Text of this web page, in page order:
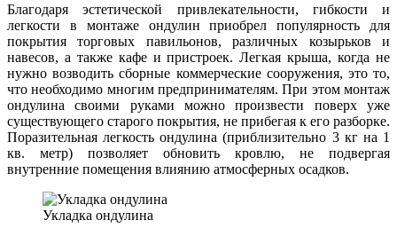
Благодаря эстетической привлекательности, гибкости и
легкости в монтаже ондулин приобрел популярность для
покрытия торговых павильонов, различных козырьков и
навесов, а также кафе и пристроек. Легкая крыша, когда не
нужно возводить сборные коммерческие сооружения, это то,
что необходимо многим предпринимателям. При этом монтаж
ондулина своими руками можно произвести поверх уже
существующего старого покрытия, не прибегая к его разборке.
Поразительная легкость ондулина (приблизительно 3 кг на 1
кв. метр) позволяет обновить кровлю, не подвергая
внутренние помещения влиянию атмосферных осадков.
Укладка ондулина